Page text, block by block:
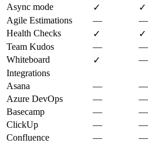
Async mode ✓
✓
Agile Estimations
—
—
Health Checks
✓
✓
Team Kudos
—
—
Whiteboard
✓
—
Integrations
Asana
—
—
Azure DevOps
—
—
Basecamp
—
—
ClickUp
—
—
Confluence
—
—